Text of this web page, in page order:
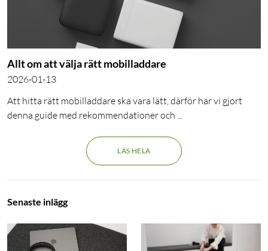
Allt om att välja rätt mobilladdare
2026-01-13
Att hitta rätt mobilladdare ska vara lätt, därför har vi gjort
denna guide med rekommendationer och ...
LÄS HELA
Senaste inlägg